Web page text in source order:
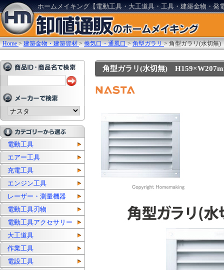
ホームメイキング【電動工具・大工道具・工具・建築金物・発
Home >建築金物・建築資材 >換気口・通風口 >角型ガラリ >角型ガラリ(水切無)
電動工具
エアー工具
充電工具
エンジン工具
レーザー・測量機器
電動工具刃物
電動工具アクセサリー
大工道具
作業工具
電設工具
角型ガラリ(水切無)